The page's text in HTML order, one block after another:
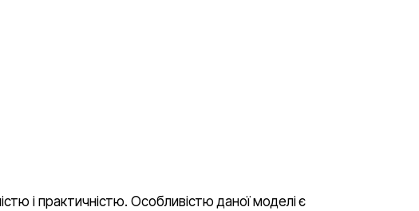
і практичністю. Особливістю даної моделі є